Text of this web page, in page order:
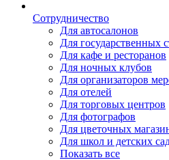
Сотрудничество
Для автосалонов
Для государственных
Для кафе и ресторанов
Для ночных клубов
Для организаторов
Для отелей
Для торговых центров
Для фотографов
Для цветочных
Для школ и детских
Показать все